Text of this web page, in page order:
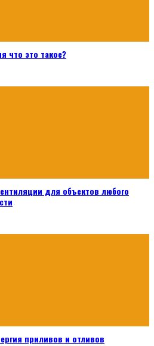
что это такое?
для объектов любого
приливов и отливов